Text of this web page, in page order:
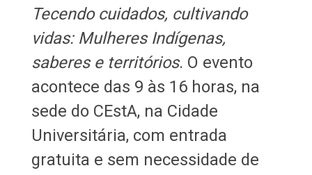
Tecendo cuidados, cultivando
vidas: Mulheres Indígenas,
saberes e territórios. O evento
acontece das 9 às 16 horas, na
sede do CEstA, na Cidade
Universitária, com entrada
gratuita e sem necessidade de